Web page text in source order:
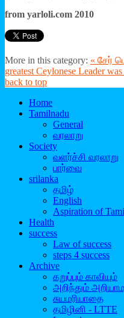
from yarloli.com 2010
More in this category: « சேர்
greatest Ceylonese Leader
back to top
Home
Tamilnadu
General
வரலாறு
Society
வளர்ச்சி வரலாறு
பார்வை
srilanka
தமிழ்
English
Aspiration of
Health
success
Law of success
steps 4 success
Archive
கறுப்பும் காவியும்
அறிந்தும்
சுயமரியாதை
தமிழினி - LTTE